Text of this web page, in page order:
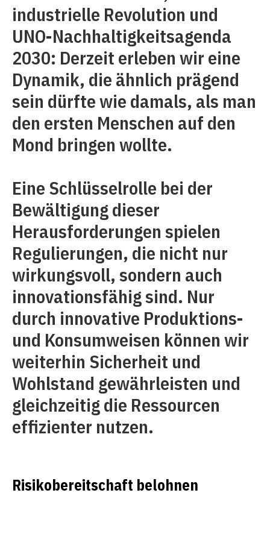
industrielle Revolution und
UNO-Nachhaltigkeitsagenda
2030: Derzeit erleben wir eine
Dynamik, die ähnlich prägend
sein dürfte wie damals, als man
den ersten Menschen auf den
Mond bringen wollte.
Eine Schlüsselrolle bei der
Bewältigung dieser
Herausforderungen spielen
Regulierungen, die nicht nur
wirkungsvoll, sondern auch
innovationsfähig sind. Nur
durch innovative Produktions-
und Konsumweisen können wir
weiterhin Sicherheit und
Wohlstand gewährleisten und
gleichzeitig die Ressourcen
effizienter nutzen.
Risikobereitschaft belohnen